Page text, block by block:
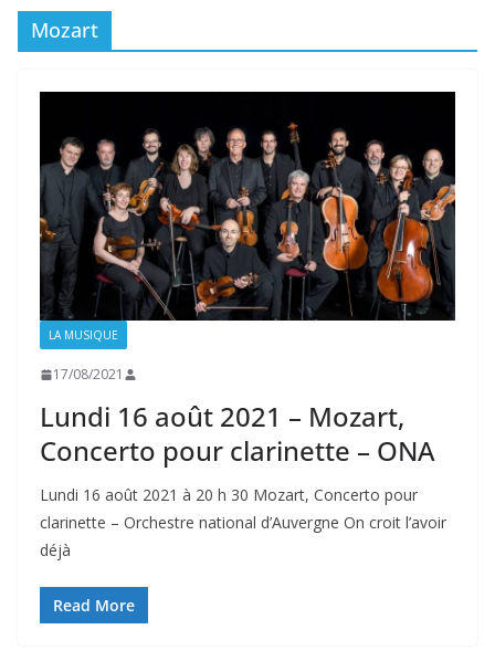
Mozart
LA MUSIQUE
17/08/2021
Lundi 16 août 2021 – Mozart,
Concerto pour clarinette – ONA
Lundi 16 août 2021 à 20 h 30 Mozart, Concerto pour
clarinette – Orchestre national d’Auvergne On croit l’avoir
déjà
Read More